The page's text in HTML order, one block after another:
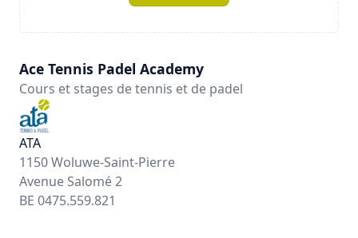
Ace Tennis Padel Academy
Cours et stages de tennis et de padel
ATA
1150 Woluwe-Saint-Pierre
Avenue Salomé 2
BE 0475.559.821